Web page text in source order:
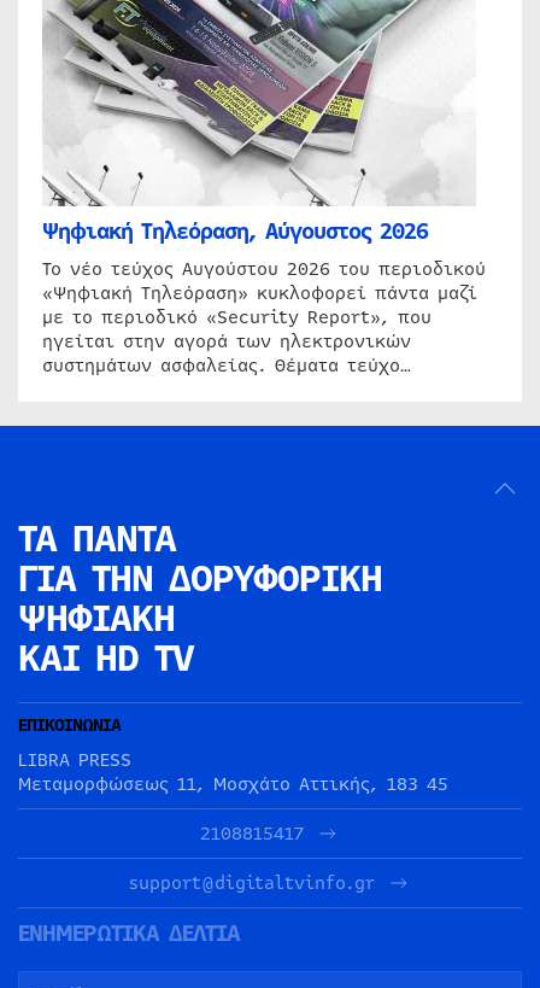
Ψηφιακή Τηλεόραση, Αύγουστος 2026
Το νέο τεύχος Αυγούστου 2026 του περιοδικού
«Ψηφιακή Τηλεόραση» κυκλοφορεί πάντα μαζί
με το περιοδικό «Security Report», που
ηγείται στην αγορά των ηλεκτρονικών
συστημάτων ασφαλείας. Θέματα τεύχο…
ΤΑ ΠΑΝΤΑ
ΓΙΑ ΤΗΝ ΔΟΡΥΦΟΡΙΚΗ
ΨΗΦΙΑΚΗ
ΚΑΙ HD TV
ΕΠΙΚΟΙΝΩΝΙΑ
LIBRA PRESS
Μεταμορφώσεως 11, Μοσχάτο Αττικής, 183 45
2108815417
support@digitaltvinfo.gr
ΕΝΗΜΕΡΩΤΙΚΑ ΔΕΛΤΙΑ